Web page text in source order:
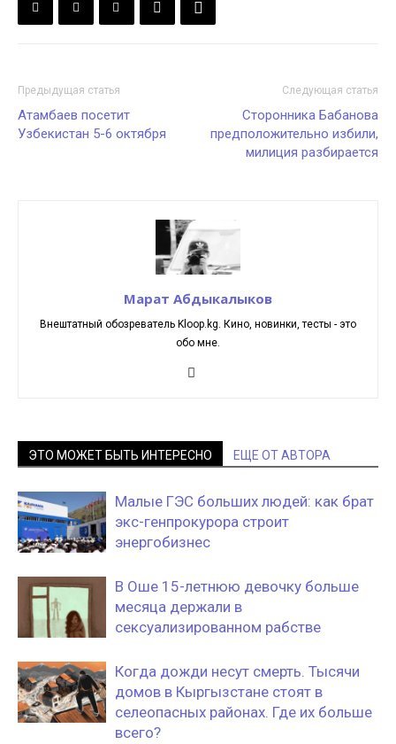
Предыдущая статья
Атамбаев посетит
Узбекистан 5-6 октября
Следующая статья
Сторонника Бабанова
предположительно избили,
милиция разбирается
Марат Абдыкалыков
Внештатный обозреватель Kloop.kg. Кино, новинки, тесты - это
обо мне.
ЭТО МОЖЕТ БЫТЬ ИНТЕРЕСНО ЕЩЕ ОТ АВТОРА
Малые ГЭС больших людей: как брат
экс-генпрокурора строит
энергобизнес
В Оше 15-летнюю девочку больше
месяца держали в
сексуализированном рабстве
Когда дожди несут смерть. Тысячи
домов в Кыргызстане стоят в
селеопасных районах. Где их больше
всего?